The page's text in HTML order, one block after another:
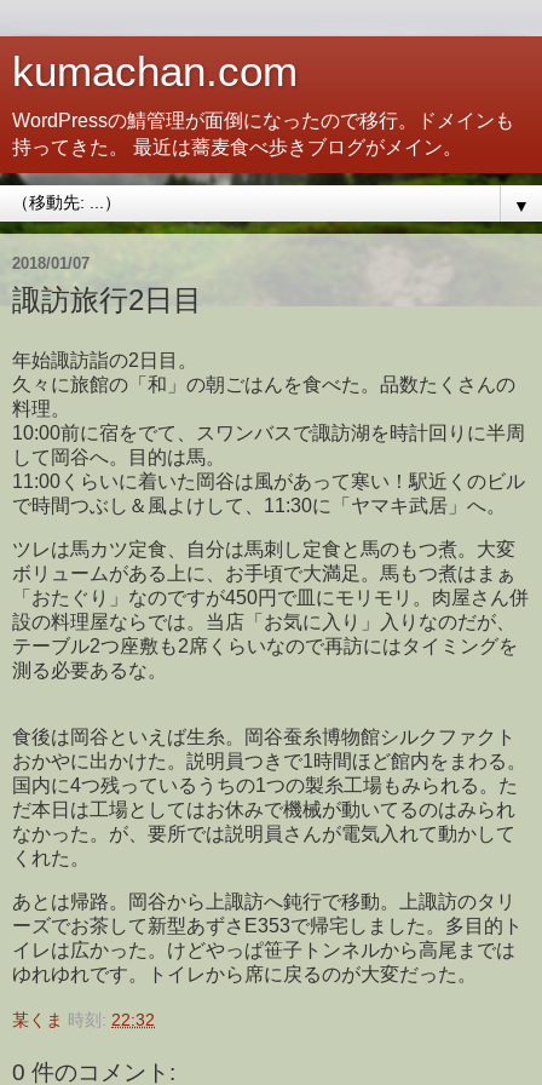
kumachan.com
WordPressの鯖管理が面倒になったので移行。ドメインも
持ってきた。 最近は蕎麦食べ歩きブログがメイン。
▼
2018/01/07
諏訪旅行2日目
年始諏訪詣の2日目。
久々に旅館の「和」の朝ごはんを食べた。品数たくさんの
料理。
10:00前に宿をでて、スワンバスで諏訪湖を時計回りに半周
して岡谷へ。目的は馬。
11:00くらいに着いた岡谷は風があって寒い！駅近くのビル
で時間つぶし＆風よけして、11:30に「ヤマキ武居」へ。
ツレは馬カツ定食、自分は馬刺し定食と馬のもつ煮。大変
ボリュームがある上に、お手頃で大満足。馬もつ煮はまぁ
「おたぐり」なのですが450円で皿にモリモリ。肉屋さん併
設の料理屋ならでは。当店「お気に入り」入りなのだが、
テーブル2つ座敷も2席くらいなので再訪にはタイミングを
測る必要あるな。
食後は岡谷といえば生糸。岡谷蚕糸博物館シルクファクト
おかやに出かけた。説明員つきで1時間ほど館内をまわる。
国内に4つ残っているうちの1つの製糸工場もみられる。た
だ本日は工場としてはお休みで機械が動いてるのはみられ
なかった。が、要所では説明員さんが電気入れて動かして
くれた。
あとは帰路。岡谷から上諏訪へ鈍行で移動。上諏訪のタリ
ーズでお茶して新型あずさE353で帰宅しました。多目的ト
イレは広かった。けどやっぱ笹子トンネルから高尾までは
ゆれゆれです。トイレから席に戻るのが大変だった。
某くま 時刻: 22:32
0 件のコメント: